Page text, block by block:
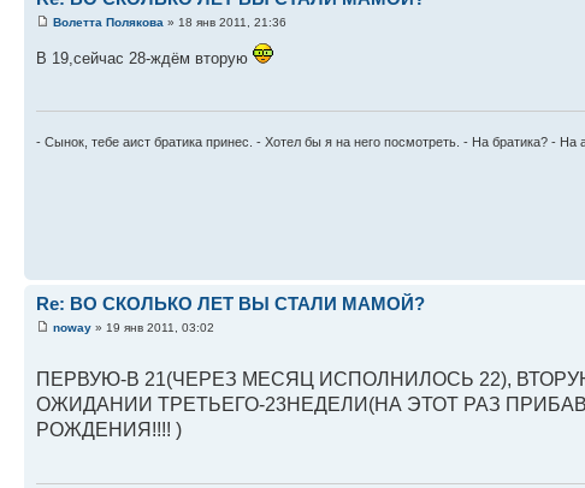
Волетта Полякова » 18 янв 2011, 21:36
В 19,сейчас 28-ждём вторую
- Сынок, тебе аист братика принес. - Хотел бы я на него посмотреть. - На братика? - На
Re: ВО СКОЛЬКО ЛЕТ ВЫ СТАЛИ МАМОЙ?
noway » 19 янв 2011, 03:02
ПЕРВУЮ-В 21(ЧЕРЕЗ МЕСЯЦ ИСПОЛНИЛОСЬ 22),
ОЖИДАНИИ ТРЕТЬЕГО-23НЕДЕЛИ(НА ЭТОТ РАЗ
РОЖДЕНИЯ!!!! )